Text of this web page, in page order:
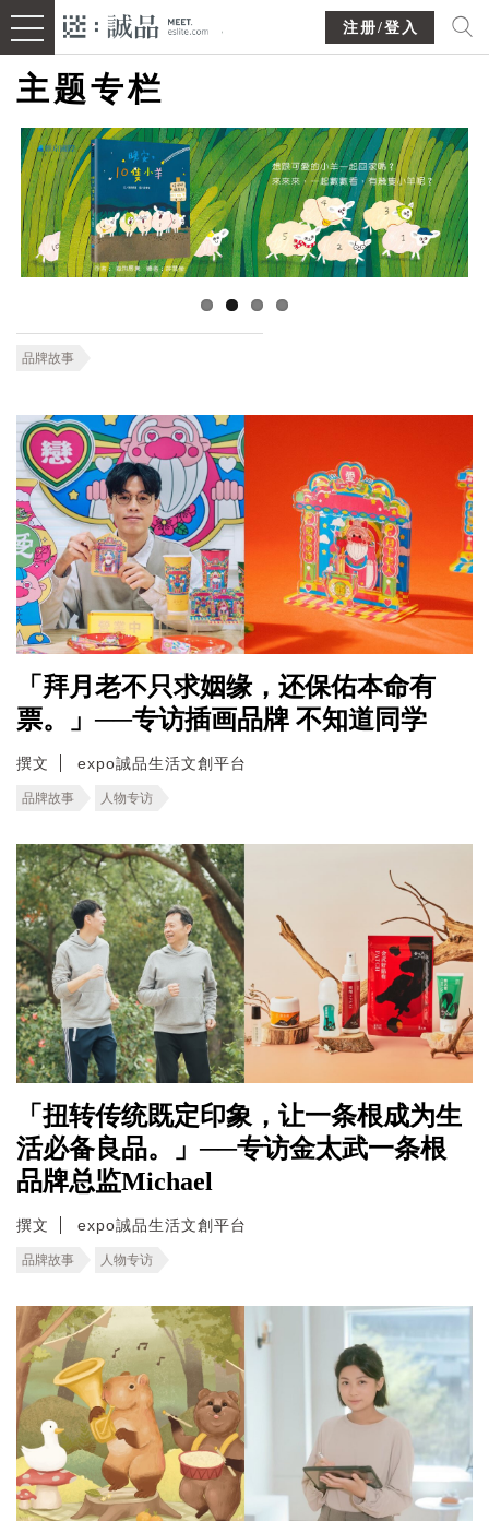
注册/登入
主题专栏
品牌故事
「拜月老不只求姻缘，还保佑本命有
票。」──专访插画品牌 不知道同学
撰文 expo誠品生活文創平台
品牌故事 人物专访
「扭转传统既定印象，让一条根成为生
活必备良品。」──专访金太武一条根
品牌总监Michael
撰文 expo誠品生活文創平台
品牌故事 人物专访